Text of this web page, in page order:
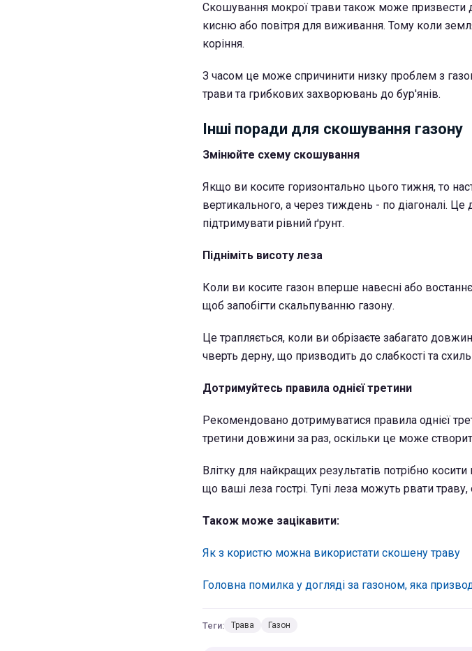
Скошування мокрої трави також може призвести
кисню або повітря для виживання. Тому коли
коріння.
З часом це може спричинити низку проблем з
трави та грибкових захворювань до бур'янів.
Інші поради для скошування газону
Змінюйте схему скошування
Якщо ви косите горизонтально цього тижня, то
вертикального, а через тиждень - по діагоналі.
підтримувати рівний ґрунт.
Підніміть висоту леза
Коли ви косите газон вперше навесні або востаннє
щоб запобігти скальпуванню газону.
Це трапляється, коли ви обрізаєте забагато
чверть дерну, що призводить до слабкості та
Дотримуйтесь правила однієї третини
Рекомендовано дотримуватися правила однієї
третини довжини за раз, оскільки це може
Влітку для найкращих результатів потрібно
що ваші леза гострі. Тупі леза можуть рвати
Також може зацікавити:
Як з користю можна використати скошену траву
Головна помилка у догляді за газоном, яка
Теги: Трава Газон